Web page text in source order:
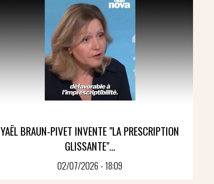
YAËL BRAUN-PIVET INVENTE "LA PRESCRIPTION
GLISSANTE"...
02/07/2026 - 18:09